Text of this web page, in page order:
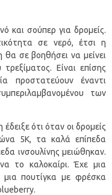
και σούπερ για δρομείς.
σε νερό, έτσι η
σε βοηθήσει να μείνει
Είναι επίσης
προστατεύουν έναντι
των
ότι όταν οι δρομείς
5Κ, τα καλά επίπεδα
ινσουλίνης μειώθηκαν.
το καλοκαίρι. Έχε μια
πουτίγκα με φρέσκα